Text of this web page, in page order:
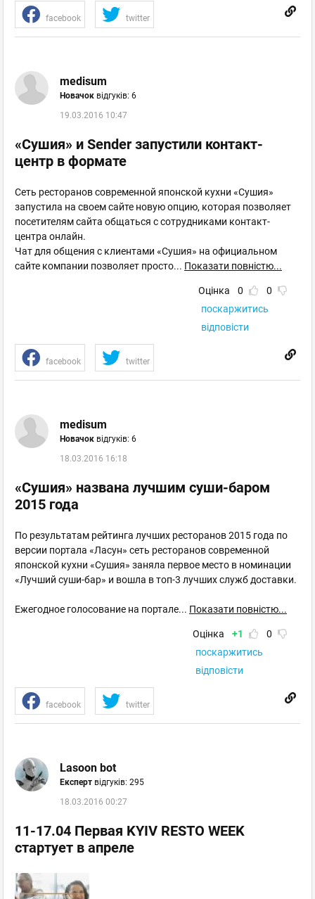
facebook twitter
medisum
Новачок відгуків: 6
19.03.2016 10:47
«Сушия» и Sender запустили контакт-
центр в формате
Сеть ресторанов современной японской кухни «Сушия»
запустила на своем сайте новую опцию, которая позволяет
посетителям сайта общаться с сотрудниками контакт-
центра онлайн.
Чат для общения с клиентами «Сушия» на официальном
сайте компании позволяет просто... Показати повністю...
Оцінка 0
0
поскаржитись
відповісти
facebook twitter
medisum
Новачок відгуків: 6
18.03.2016 16:18
«Сушия» названа лучшим суши-баром
2015 года
По результатам рейтинга лучших ресторанов 2015 года по
версии портала «Ласун» сеть ресторанов современной
японской кухни «Сушия» заняла первое место в номинации
«Лучший суши-бар» и вошла в топ-3 лучших служб доставки.
Ежегодное голосование на портале... Показати повністю...
Оцінка +1
0
поскаржитись
відповісти
facebook twitter
Lasoon bot
Експерт відгуків: 295
18.03.2016 00:27
11-17.04 Первая KYIV RESTO WEEK
стартует в апреле